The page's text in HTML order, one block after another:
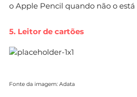
o Apple Pencil quando não o está
5. Leitor de cartões
Fonte da imagem: Adata